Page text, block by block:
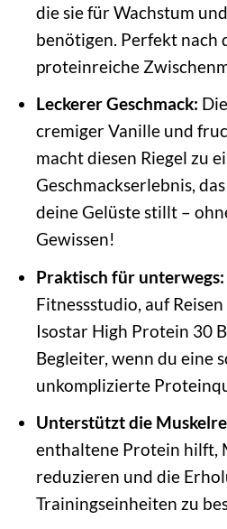
die sie für Wachstum
benötigen. Perfekt nach
proteinreiche
Leckerer Geschmack:
cremiger Vanille und
macht diesen Riegel zu
Geschmackserlebnis,
deine Gelüste stillt –
Gewissen!
Praktisch für unterwegs:
Fitnessstudio, auf
Isostar High Protein 30
Begleiter, wenn du eine
unkomplizierte
Unterstützt die
enthaltene Protein hilft,
reduzieren und die
Trainingseinheiten zu